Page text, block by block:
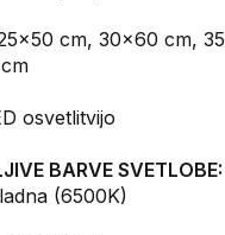
cm, 30x60 cm,
osvetlitvijo
BARVE SVETLOBE:
(6500K)